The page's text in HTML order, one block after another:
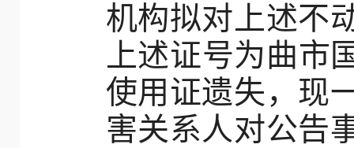
机构拟对上述不
上述证号为曲市
使用证遗失，现
害关系人对公告